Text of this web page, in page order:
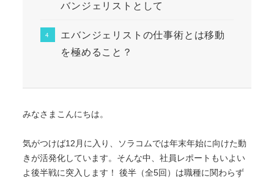
バンジェリストとして
エバンジェリストの仕事術とは移動
を極めること？
みなさまこんにちは。
気がつけば12月に入り、ソラコムでは年末年始に向けた動
きが活発化しています。そんな中、社員レポートもいよい
よ後半戦に突入します！ 後半（全5回）は職種に関わらず